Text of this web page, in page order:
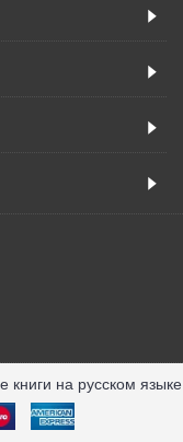
книги на русском языке